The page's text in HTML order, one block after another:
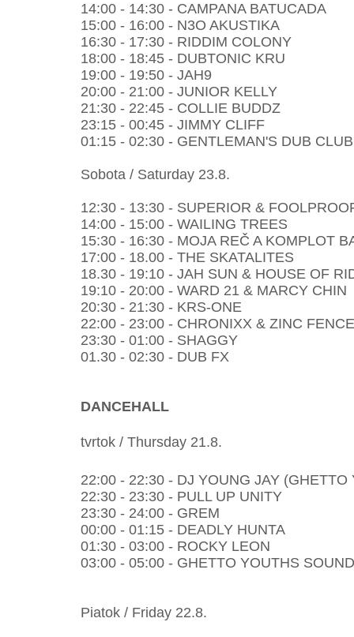
14:00 - 14:30 - CAMPANA BATUCADA
15:00 - 16:00 - N3O AKUSTIKA
16:30 - 17:30 - RIDDIM COLONY
18:00 - 18:45 - DUBTONIC KRU
19:00 - 19:50 - JAH9
20:00 - 21:00 - JUNIOR KELLY
21:30 - 22:45 - COLLIE BUDDZ
23:15 - 00:45 - JIMMY CLIFF
01:15 - 02:30 - GENTLEMAN'S DUB CLUB
Sobota / Saturday 23.8.
12:30 - 13:30 - SUPERIOR &
14:00 - 15:00 - WAILING TREES
15:30 - 16:30 - MOJA REČ A KOMPLOT
17:00 - 18.00 - THE SKATALITES
18.30 - 19:10 - JAH SUN & HOUSE OF
19:10 - 20:00 - WARD 21 & MARCY CHIN
20:30 - 21:30 - KRS-ONE
22:00 - 23:00 - CHRONIXX & ZINC
23:30 - 01:00 - SHAGGY
01.30 - 02:30 - DUB FX
DANCEHALL
tvrtok / Thursday 21.8.
22:00 - 22:30 - DJ YOUNG JAY (GHETTO
22:30 - 23:30 - PULL UP UNITY
23:30 - 24:00 - GREM
00:00 - 01:15 - DEADLY HUNTA
01:30 - 03:00 - ROCKY LEON
03:00 - 05:00 - GHETTO YOUTHS SOUND
Piatok / Friday 22.8.